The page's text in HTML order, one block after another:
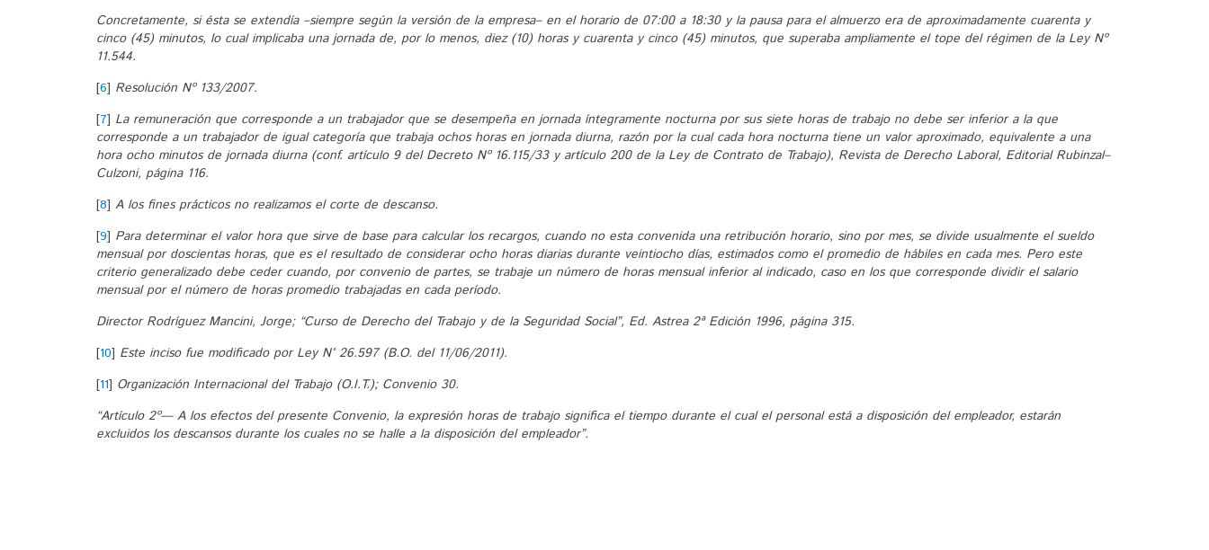
Concretamente, si ésta se extendía –siempre según la versión de la empresa– en el horario de 07:00 a 18:30 y la pausa para el almuerzo era de aproximadamente cuarenta y
cinco (45) minutos, lo cual implicaba una jornada de, por lo menos, diez (10) horas y cuarenta y cinco (45) minutos, que superaba ampliamente el tope del régimen de la Ley Nº
11.544.
[6] Resolución Nº 133/2007.
[7] La remuneración que corresponde a un trabajador que se desempeña en jornada íntegramente nocturna por sus siete horas de trabajo no debe ser inferior a la que
corresponde a un trabajador de igual categoría que trabaja ochos horas en jornada diurna, razón por la cual cada hora nocturna tiene un valor aproximado, equivalente a una
hora ocho minutos de jornada diurna (conf. artículo 9 del Decreto Nº 16.115/33 y artículo 200 de la Ley de Contrato de Trabajo), Revista de Derecho Laboral, Editorial Rubinzal–
Culzoni, página 116.
[8] A los fines prácticos no realizamos el corte de descanso.
[9] Para determinar el valor hora que sirve de base para calcular los recargos, cuando no esta convenida una retribución horario, sino por mes, se divide usualmente el sueldo
mensual por doscientas horas, que es el resultado de considerar ocho horas diarias durante veintiocho días, estimados como el promedio de hábiles en cada mes. Pero este
criterio generalizado debe ceder cuando, por convenio de partes, se trabaje un número de horas mensual inferior al indicado, caso en los que corresponde dividir el salario
mensual por el número de horas promedio trabajadas en cada período.
Director Rodríguez Mancini, Jorge; “Curso de Derecho del Trabajo y de la Seguridad Social”, Ed. Astrea 2ª Edición 1996, página 315.
[10] Este inciso fue modificado por Ley N° 26.597 (B.O. del 11/06/2011).
[11] Organización Internacional del Trabajo (O.I.T.); Convenio 30.
“Artículo 2º— A los efectos del presente Convenio, la expresión horas de trabajo significa el tiempo durante el cual el personal está a disposición del empleador, estarán
excluidos los descansos durante los cuales no se halle a la disposición del empleador”.